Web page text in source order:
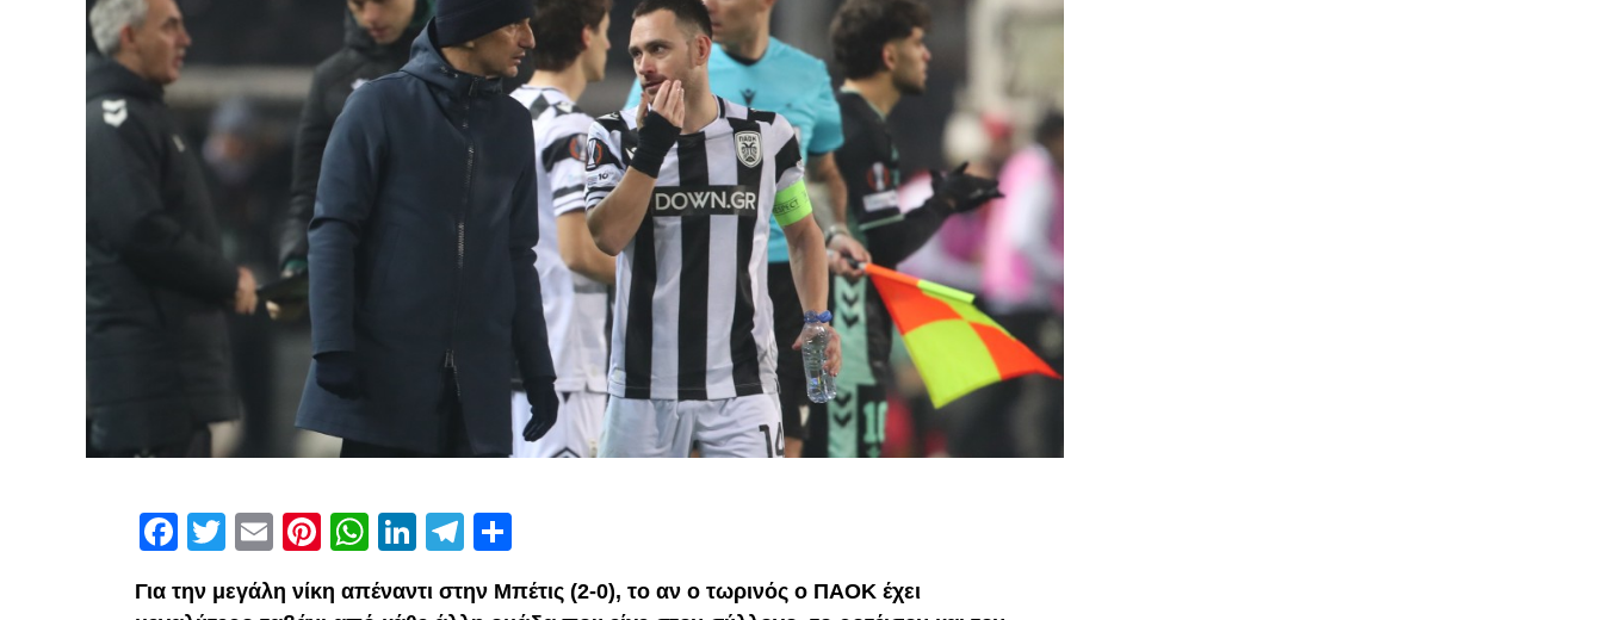
Facebook
Twitter
EmailPinterest
WhatsApp
LinkedIn
Telegram
Για την μεγάλη νίκη απέναντι στην Μπέτις (2-0), το αν ο τωρινός ο ΠΑΟΚ έχει